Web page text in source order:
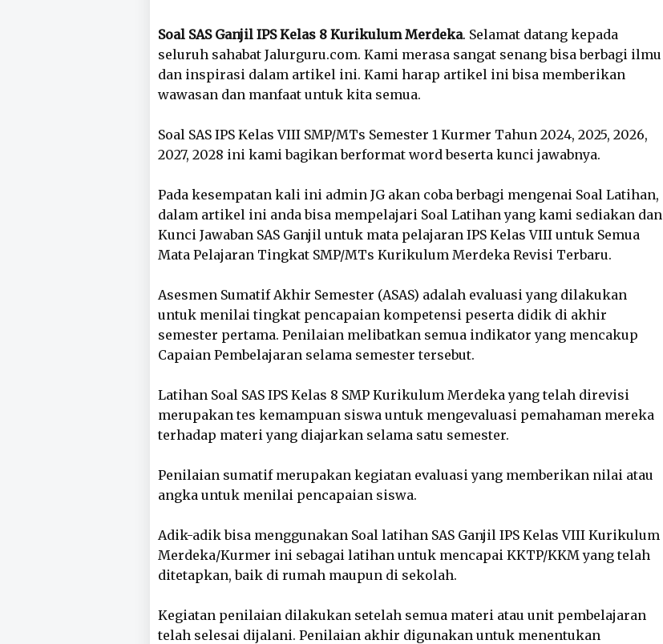
Soal SAS Ganjil IPS Kelas 8 Kurikulum Merdeka. Selamat datang kepada
seluruh sahabat Jalurguru.com. Kami merasa sangat senang bisa berbagi ilmu
dan inspirasi dalam artikel ini. Kami harap artikel ini bisa memberikan
wawasan dan manfaat untuk kita semua.
Soal SAS IPS Kelas VIII SMP/MTs Semester 1 Kurmer Tahun 2024, 2025, 2026,
2027, 2028 ini kami bagikan berformat word beserta kunci jawabnya.
Pada kesempatan kali ini admin JG akan coba berbagi mengenai Soal Latihan,
dalam artikel ini anda bisa mempelajari Soal Latihan yang kami sediakan dan
Kunci Jawaban SAS Ganjil untuk mata pelajaran IPS Kelas VIII untuk Semua
Mata Pelajaran Tingkat SMP/MTs Kurikulum Merdeka Revisi Terbaru.
Asesmen Sumatif Akhir Semester (ASAS) adalah evaluasi yang dilakukan
untuk menilai tingkat pencapaian kompetensi peserta didik di akhir
semester pertama. Penilaian melibatkan semua indikator yang mencakup
Capaian Pembelajaran selama semester tersebut.
Latihan Soal SAS IPS Kelas 8 SMP Kurikulum Merdeka yang telah direvisi
merupakan tes kemampuan siswa untuk mengevaluasi pemahaman mereka
terhadap materi yang diajarkan selama satu semester.
Penilaian sumatif merupakan kegiatan evaluasi yang memberikan nilai atau
angka untuk menilai pencapaian siswa.
Adik-adik bisa menggunakan Soal latihan SAS Ganjil IPS Kelas VIII Kurikulum
Merdeka/Kurmer ini sebagai latihan untuk mencapai KKTP/KKM yang telah
ditetapkan, baik di rumah maupun di sekolah.
Kegiatan penilaian dilakukan setelah semua materi atau unit pembelajaran
telah selesai dijalani. Penilaian akhir digunakan untuk menentukan